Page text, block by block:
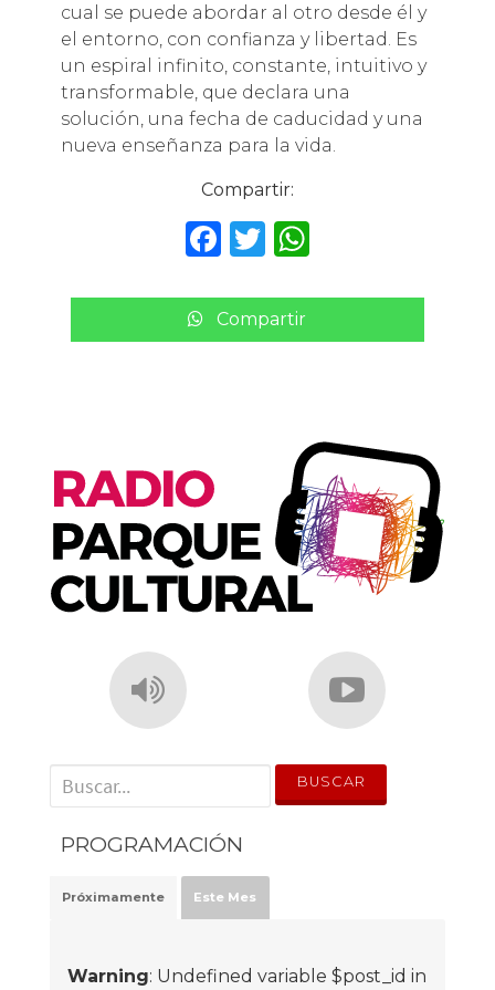
cual se puede abordar al otro desde él y
el entorno, con confianza y libertad. Es
un espiral infinito, constante, intuitivo y
transformable, que declara una
solución, una fecha de caducidad y una
nueva enseñanza para la vida.
Compartir:
F
c
e
T
it
te
W
a
ts
p
Compartir
' . __('Search for:') . '
PROGRAMACIÓN
Próximamente Este Mes
Warning: Undefined variable $post_id in